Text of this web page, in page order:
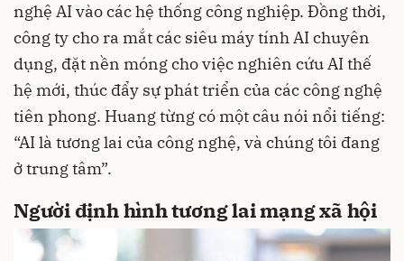
nghệ AI vào các hệ thống công nghiệp. Đồng thời,
công ty cho ra mắt các siêu máy tính AI chuyên
dụng, đặt nền móng cho việc nghiên cứu AI thế
hệ mới, thúc đẩy sự phát triển của các công nghệ
tiên phong. Huang từng có một câu nói nổi tiếng:
“AI là tương lai của công nghệ, và chúng tôi đang
ở trung tâm”.
Người định hình tương lai mạng xã hội